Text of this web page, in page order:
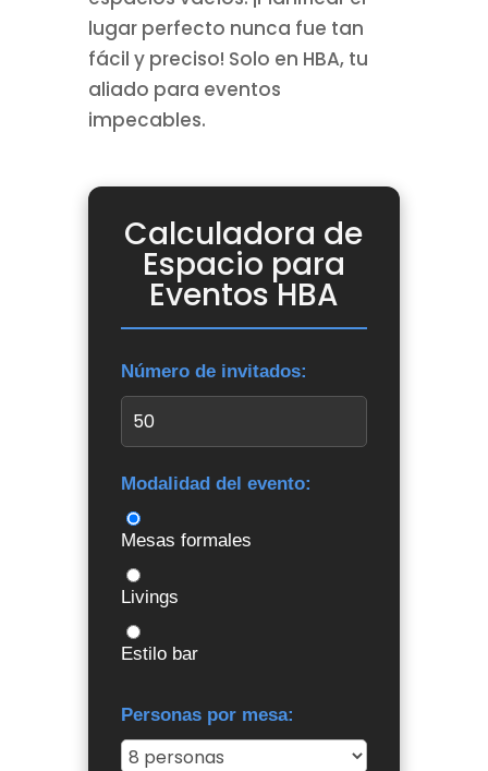
lugar perfecto nunca fue tan
fácil y preciso! Solo en HBA, tu
aliado para eventos
impecables.
Calculadora de
Espacio para
Eventos HBA
Número de invitados:
Modalidad del evento:
Mesas formales
Livings
Estilo bar
Personas por mesa: